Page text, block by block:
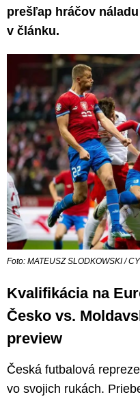
prešľap hráčov
v článku.
Foto: MATEUSZ SLODKOWSKI /
Kvalifikácia na
Česko vs.
preview
Česká futbalová
vo svojich rukách.